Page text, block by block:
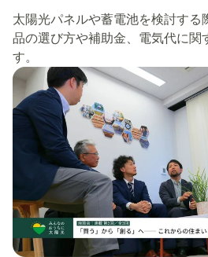
太陽光パネルや蓄電池を検討する
品の選び方や補助金、電気代に関
す。